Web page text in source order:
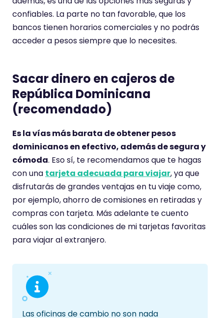
confiables. La parte no tan favorable, que los
bancos tienen horarios comerciales y no podrás
acceder a pesos siempre que lo necesites.
Sacar dinero en cajeros de
República Dominicana
(recomendado)
Es la vías más barata de obtener pesos
dominicanos en efectivo, además de segura y
cómoda. Eso sí, te recomendamos que te hagas
con una tarjeta adecuada para viajar, ya que
disfrutarás de grandes ventajas en tu viaje como,
por ejemplo, ahorro de comisiones en retiradas y
compras con tarjeta. Más adelante te cuento
cuáles son las condiciones de mi tarjetas favoritas
para viajar al extranjero.
Las oficinas de cambio no son nada